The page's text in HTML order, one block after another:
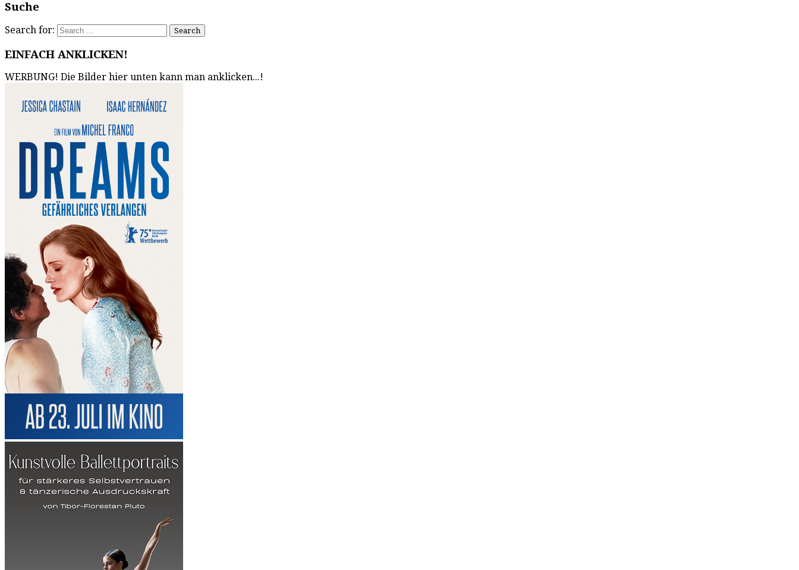
Suche
Search for:
EINFACH ANKLICKEN!
WERBUNG! Die Bilder hier unten kann man anklicken...!